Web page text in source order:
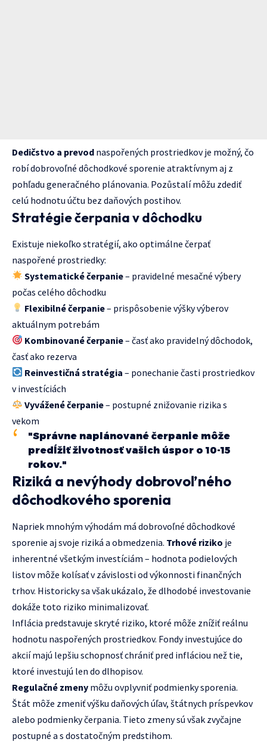
Dedičstvo a prevod naspořených prostriedkov je možný, čo
robí dobrovoľné dôchodkové sporenie atraktívnym aj z
pohľadu generačného plánovania. Pozůstalí môžu zdediť
celú hodnotu účtu bez daňových postihov.
Stratégie čerpania v dôchodku
Existuje niekoľko stratégií, ako optimálne čerpať
naspořené prostriedky:
Systematické čerpanie– pravidelné mesačné výbery
počas celého dôchodku
Flexibilné čerpanie– prispôsobenie výšky výberov
aktuálnym potrebám
Kombinované čerpanie– časť ako pravidelný dôchodok,
časť ako rezerva
Reinvestičná stratégia – ponechanie časti prostriedkov
v investíciách
Vyvážené čerpanie– postupné znižovanie rizika s
vekom
"Správne naplánované čerpanie môže
predĺžiť životnosť vašich úspor o 10-15
rokov."
Riziká a nevýhody dobrovoľného
dôchodkového sporenia
Napriek mnohým výhodám má dobrovoľné dôchodkové
sporenie aj svoje riziká a obmedzenia. Trhové riziko je
inherentné všetkým investíciám – hodnota podielových
listov môže kolísať v závislosti od výkonnosti finančných
trhov. Historicky sa však ukázalo, že dlhodobé investovanie
dokáže toto riziko minimalizovať.
Inflácia predstavuje skryté riziko, ktoré môže znížiť reálnu
hodnotu naspořených prostriedkov. Fondy investujúce do
akcií majú lepšiu schopnosť chrániť pred infláciou než tie,
ktoré investujú len do dlhopisov.
Regulačné zmeny môžu ovplyvniť podmienky sporenia.
Štát môže zmeniť výšku daňových úľav, štátnych príspevkov
alebo podmienky čerpania. Tieto zmeny sú však zvyčajne
postupné a s dostatočným predstihom.